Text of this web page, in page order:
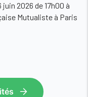
2026 de 17h00 à
Mutualiste à Paris